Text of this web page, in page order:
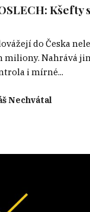
Kšefty
do Česka
miliony. Nahrává
i mírné...
Nechvátal